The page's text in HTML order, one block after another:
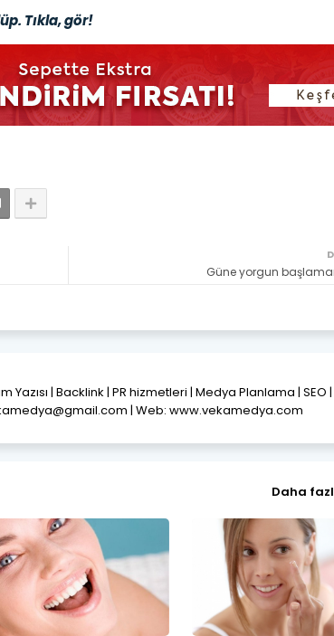
Tıkla, gör!
Güne yorgun
Yazısı | Backlink | PR hizmetleri | Medya Planlama | SEO
| Web: www.vekamedya.com
Daha